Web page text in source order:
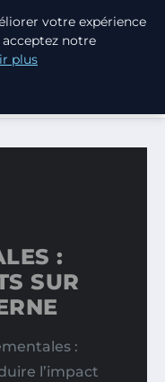
ET IMPACTS SUR…
:
SUR
:
l’impact
votre expérience
notre
plus